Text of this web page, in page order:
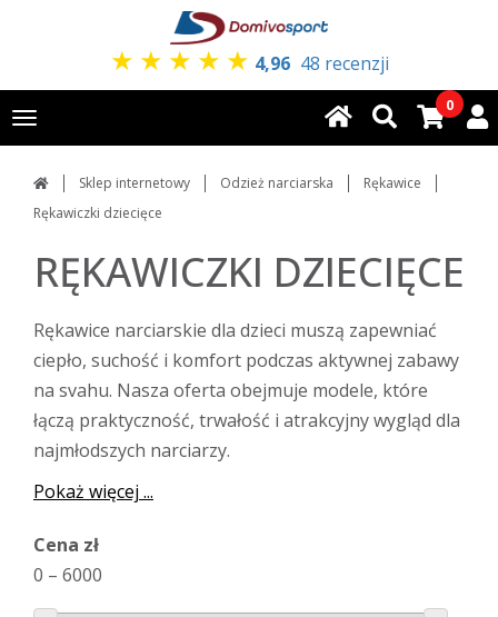
★ ★ ★ ★ ★ 4,96 48 recenzji
Toggle
navigation
0
Sklep internetowy Odzież narciarska
Rękawice
Rękawiczki dziecięce
RĘKAWICZKI DZIECIĘCE
Rękawice narciarskie dla dzieci muszą zapewniać
ciepło, suchość i komfort podczas aktywnej zabawy
na svahu. Nasza oferta obejmuje modele, które
łączą praktyczność, trwałość i atrakcyjny wygląd dla
najmłodszych narciarzy.
Pokaż więcej ...
Cena zł
0 – 6000